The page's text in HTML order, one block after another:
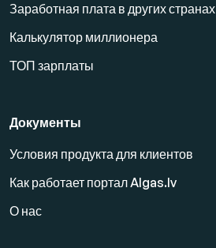
Заработная плата в других странах
Калькулятор миллионера
ТОП зарплаты
Документы
Условия продукта для клиентов
Как работает портал Algas.lv
О нас